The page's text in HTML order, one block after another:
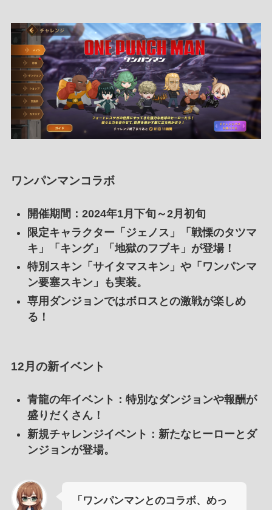
ワンパンマンコラボ
開催期間 ：2024年1月下旬～2月初旬
限定キャラクター「ジェノス」「戦慄のタツマ
キ」「キング」「地獄のフブキ」が登場！
特別スキン「サイタマスキン」や「ワンパンマ
ン要塞スキン」も実装。
専用ダンジョンではボロスとの激戦が楽しめ
る！
12月の新イベント
青龍の年イベント ：特別なダンジョンや報酬が
盛りだくさん！
新規チャレンジイベント ：新たなヒーローとダ
ンジョンが登場。
「ワンパンマンとのコラボ、めっ